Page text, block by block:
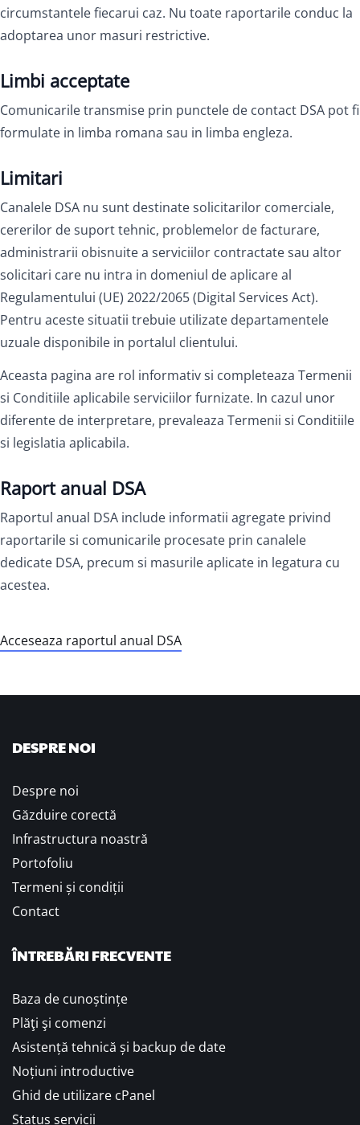
circumstantele fiecarui caz. Nu toate raportarile conduc la
adoptarea unor masuri restrictive.
Limbi acceptate
Comunicarile transmise prin punctele de contact DSA pot fi
formulate in limba romana sau in limba engleza.
Limitari
Canalele DSA nu sunt destinate solicitarilor comerciale,
cererilor de suport tehnic, problemelor de facturare,
administrarii obisnuite a serviciilor contractate sau altor
solicitari care nu intra in domeniul de aplicare al
Regulamentului (UE) 2022/2065 (Digital Services Act).
Pentru aceste situatii trebuie utilizate departamentele
uzuale disponibile in portalul clientului.
Aceasta pagina are rol informativ si completeaza Termenii
si Conditiile aplicabile serviciilor furnizate. In cazul unor
diferente de interpretare, prevaleaza Termenii si Conditiile
si legislatia aplicabila.
Raport anual DSA
Raportul anual DSA include informatii agregate privind
raportarile si comunicarile procesate prin canalele
dedicate DSA, precum si masurile aplicate in legatura cu
acestea.
Acceseaza raportul anual DSA
DESPRE NOI
Despre noi
Găzduire corectă
Infrastructura noastră
Portofoliu
Termeni și condiții
Contact
ÎNTREBĂRI FRECVENTE
Baza de cunoștințe
Plăţi şi comenzi
Asistență tehnică și backup de date
Noțiuni introductive
Ghid de utilizare cPanel
Status servicii